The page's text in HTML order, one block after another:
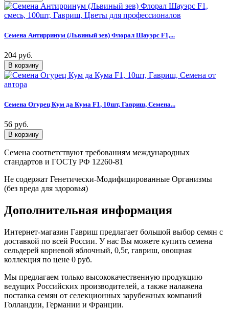
Семена Антирринум (Львиный зев) Флорал Шауэрс F1,...
204 руб.
Семена Огурец Кум да Кума F1, 10шт, Гавриш, Семена...
56 руб.
Семена соответствуют требованиям международных
стандартов и ГОСТу РФ 12260-81
Не содержат Генетически-Модифицированные Организмы
(без вреда для здоровья)
Дополнительная информация
Интернет-магазин Гавриш предлагает большой выбор семян с
доставкой по всей России. У нас Вы можете купить семена
сельдерей корневой яблочный, 0,5г, гавриш, овощная
коллекция по цене 0 руб.
Мы предлагаем только высококачественную продукцию
ведущих Российских производителей, а также налажена
поставка семян от селекционных зарубежных компаний
Голландии, Германии и Франции.